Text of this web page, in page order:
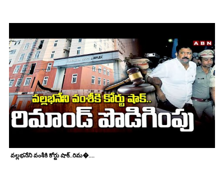
వల్లభనేని వంశీకి కోర్టు షాక్..రిమ�....